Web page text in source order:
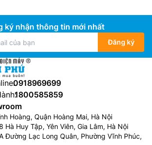
ký nhận thông tin mới nhất
Đăng ký
0918969699
1800585859
Hoàng, Quận Hoàng Mai, Hà Nội
Hà Huy Tập, Yên Viên, Gia Lâm, Hà Nội
Đường Lạc Long Quân, Phường Vĩnh Phúc,